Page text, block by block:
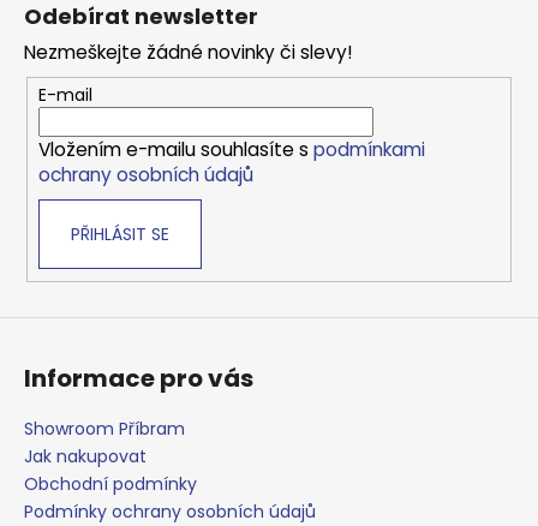
a
c
í
p
r
ý
p
Odebírat newsletter
Nezmeškejte žádné novinky či slevy!
E-mail
Vložením e-mailu souhlasíte s podmínkami
ochrany osobních údajů
PŘIHLÁSIT SE
Informace pro vás
Showroom Příbram
Jak nakupovat
Obchodní podmínky
Podmínky ochrany osobních údajů